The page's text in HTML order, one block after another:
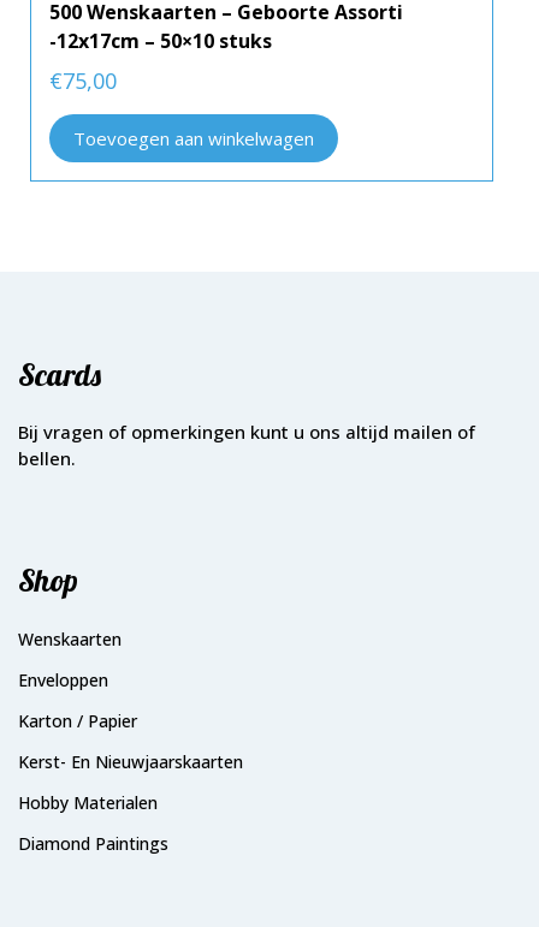
500 Wenskaarten – Geboorte Assorti
-12x17cm – 50×10 stuks
€75,00
Toevoegen aan winkelwagen
Scards
Bij vragen of opmerkingen kunt u ons altijd mailen of
bellen.
Shop
Wenskaarten
Enveloppen
Karton / Papier
Kerst- En Nieuwjaarskaarten
Hobby Materialen
Diamond Paintings